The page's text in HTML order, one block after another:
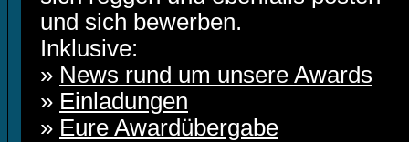
und sich bewerben.
Inklusive:
» News rund um unsere Awards
» Einladungen
» Eure Awardübergabe